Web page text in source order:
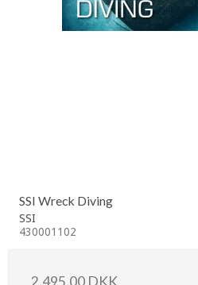
SSI Wreck Diving
SSI
430001102